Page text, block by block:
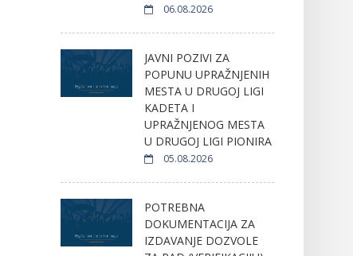
06.08.2026
JAVNI POZIVI ZA
POPUNU UPRAŽNJENIH
MESTA U DRUGOJ LIGI
KADETA I
UPRAŽNJENOG MESTA
U DRUGOJ LIGI PIONIRA
05.08.2026
POTREBNA
DOKUMENTACIJA ZA
IZDAVANJE DOZVOLE